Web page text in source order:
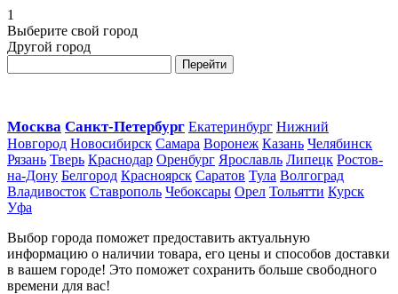
1
Выберите свой город
Другой город
Перейти
Москва Санкт-Петербург Екатеринбург Нижний
Новгород Новосибирск Самара Воронеж Казань Челябинск
Рязань Тверь Краснодар Оренбург Ярославль Липецк Ростов-
на-Дону Белгород Красноярск Саратов Тула Волгоград
Владивосток Ставрополь Чебоксары Орел Тольятти Курск
Уфа
Выбор города поможет предоставить актуальную
информацию о наличии товара, его цены и способов доставки
в вашем городе! Это поможет сохранить больше свободного
времени для вас!